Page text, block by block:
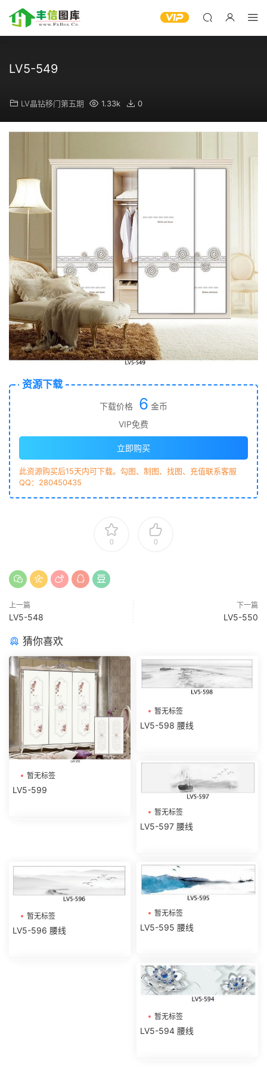
LV5-549
LV晶钻移门第五期 1.33k 0
资源下载
下载价格 6 金币
VIP免费
立即购买
此资源购买后15天内可下载。勾图、制图、找图、充值联系客服
QQ：280450435
0 0
上一篇
LV5-548
下一篇
LV5-550
猜你喜欢
暂无标签
LV5-599
暂无标签
LV5-598 腰线
暂无标签
LV5-597 腰线
暂无标签
LV5-596 腰线
暂无标签
LV5-595 腰线
暂无标签
LV5-594 腰线